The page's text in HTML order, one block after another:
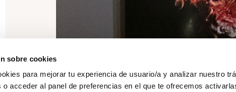
sobre cookies
para mejorar tu experiencia de usuario/a y analizar nuestro
o acceder al panel de preferencias en el que te ofrecemos